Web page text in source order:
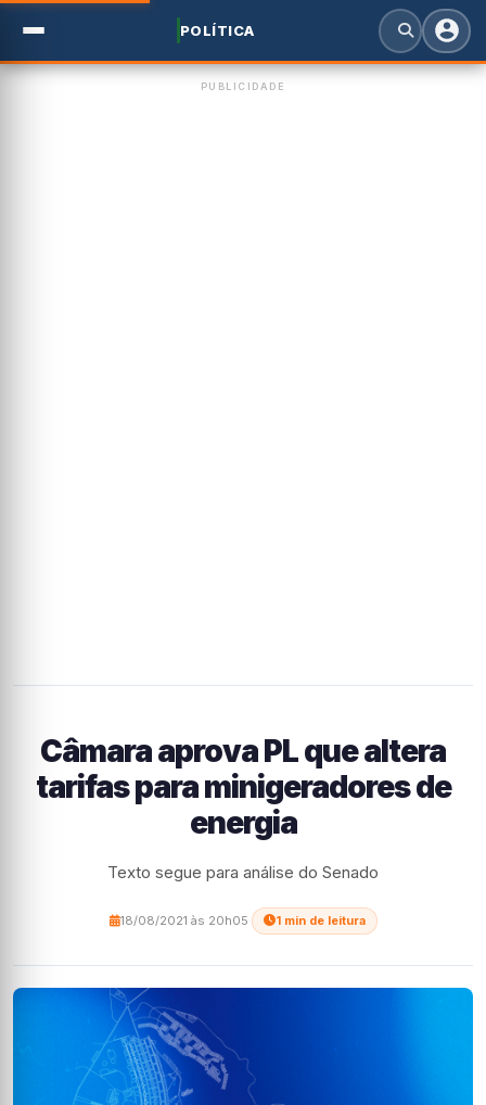
POLÍTICA
PUBLICIDADE
Câmara aprova PL que altera
tarifas para minigeradores de
energia
Texto segue para análise do Senado
18/08/2021 às 20h05 1 min de leitura